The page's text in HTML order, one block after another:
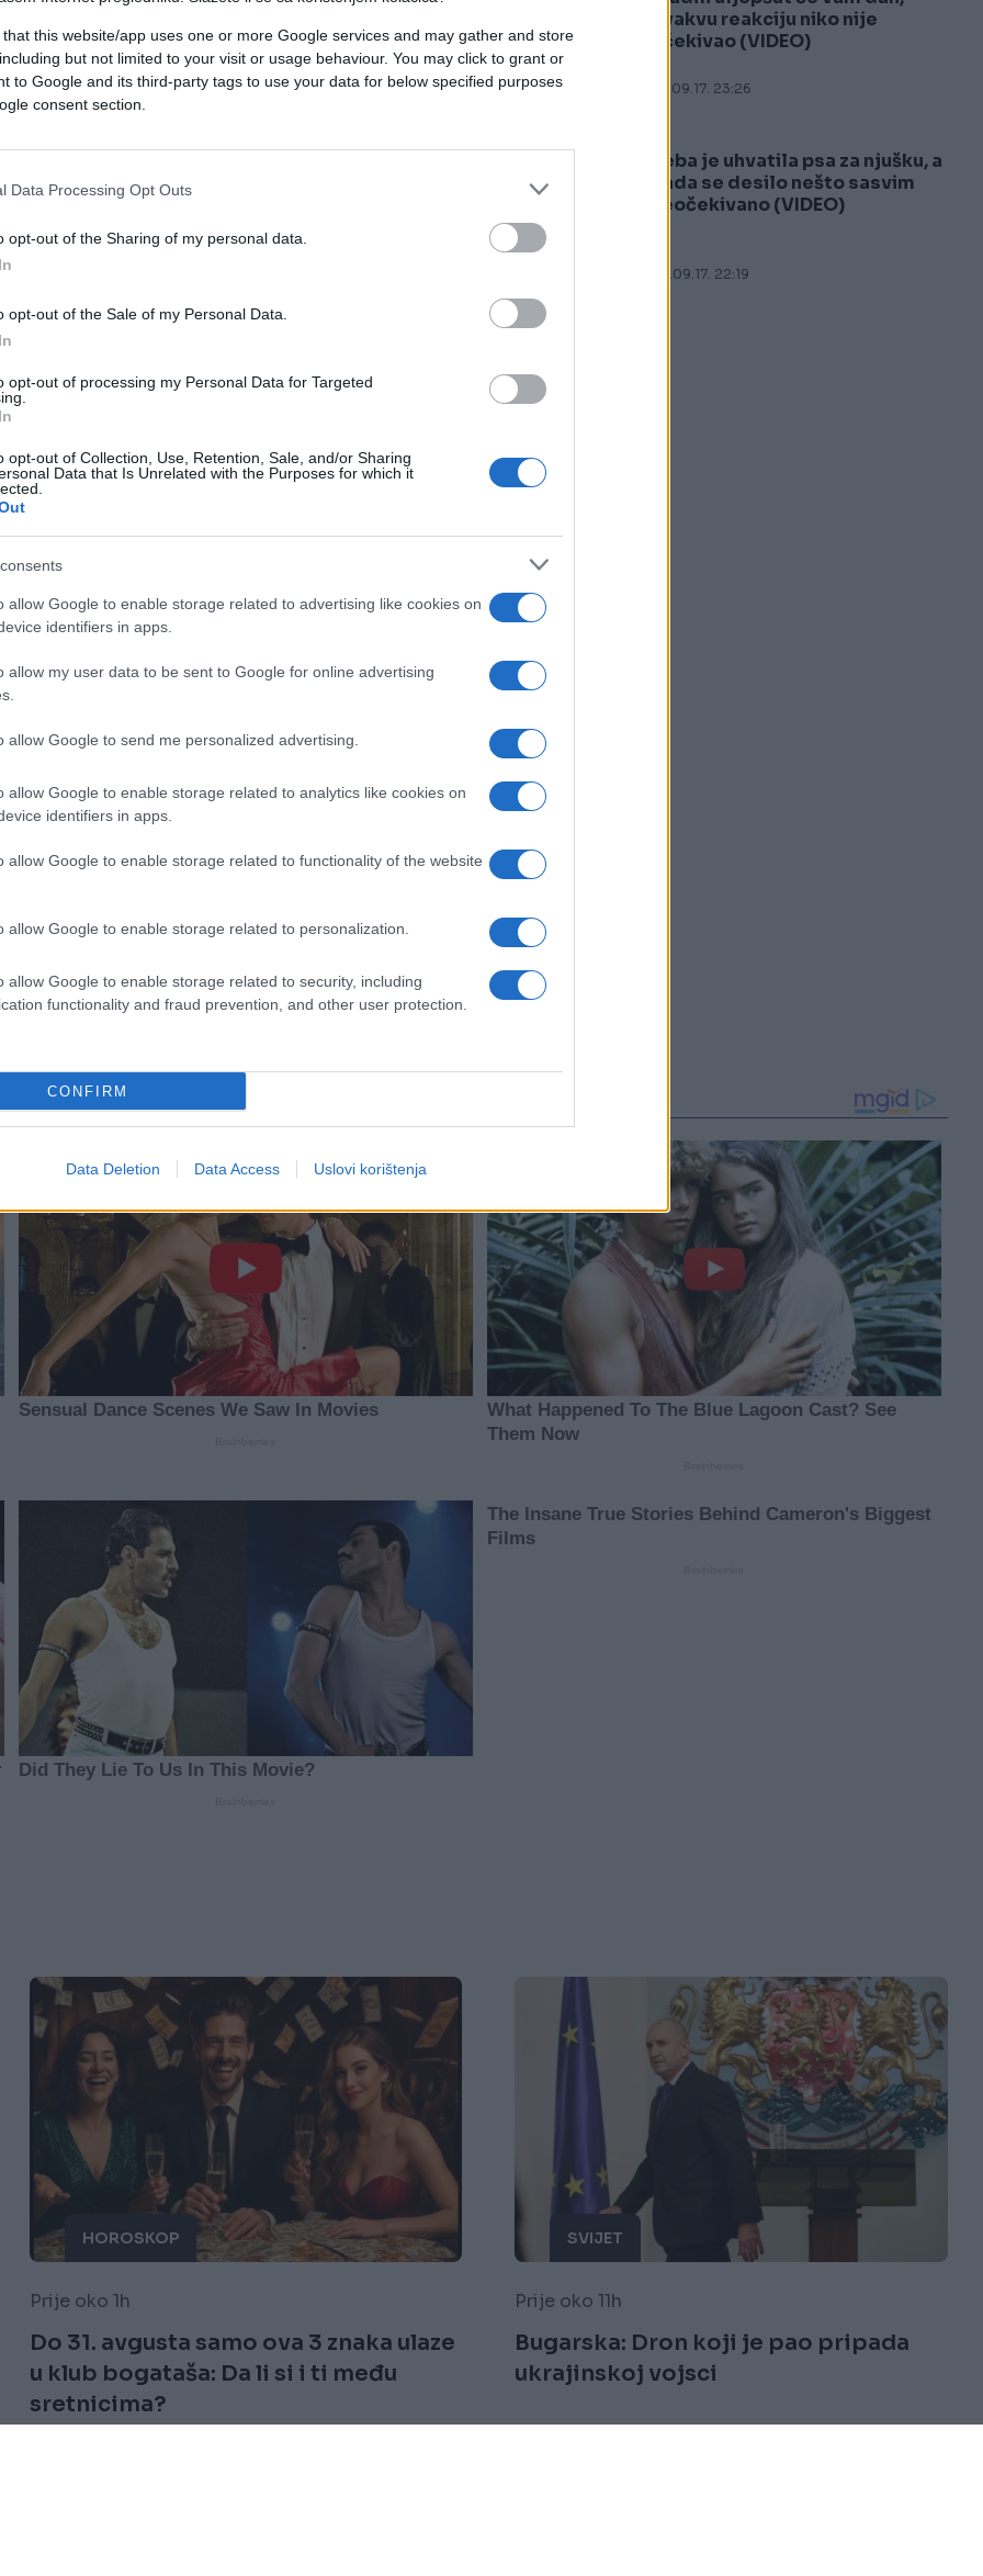
that this website/app uses one or more Google services and may gather and store
but not limited to your visit or usage behaviour. You may click to grant or
to Google and its third-party tags to use your data for below specified purposes
consent section.
Data Processing Opt Outs
opt-out of the Sharing of my personal data.
opt-out of the Sale of my Personal Data.
opt-out of processing my Personal Data for Targeted
opt-out of Collection, Use, Retention, Sale, and/or Sharing
Data that Is Unrelated with the Purposes for which it
allow Google to enable storage related to advertising like cookies on
identifiers in apps.
allow my user data to be sent to Google for online advertising
allow Google to send me personalized advertising.
allow Google to enable storage related to analytics like cookies on
identifiers in apps.
allow Google to enable storage related to functionality of the website
allow Google to enable storage related to personalization.
allow Google to enable storage related to security, including
functionality and fraud prevention, and other user protection.
CONFIRM
Data Deletion Data Access Uslovi korištenja
atrakcija u jednom cirkusu.
i žalostan. Pancho i Temuco su braća koja su
cirkusu. Pronađeni su gladni i umorni
strane Animal Defenders International
najljepšoj i najjednostavnijoj stvari u životu –
#Dva #Brata
ovakvu reakciju niko nije
očekivao (VIDEO)
07.09.17. 23:26
5
Beba je uhvatila psa za njušku, a
onda se desilo nešto sasvim
neočekivano (VIDEO)
06.09.17. 22:19
HOROSKOP
Prije oko 1h
Do 31. avgusta samo ova 3 znaka ulaze
u klub bogataša: Da li si i ti među
sretnicima?
SVIJET
Prije oko 11h
Bugarska: Dron koji je pao pripada
ukrajinskoj vojsci